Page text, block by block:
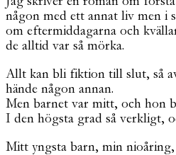
någon med ett annat liv men i
om eftermiddagarna och
de alltid var så mörka.
Allt kan bli fiktion till slut, så
hände någon annan.
Men barnet var mitt, och hon
I den högsta grad så verkligt,
Mitt yngsta barn, min